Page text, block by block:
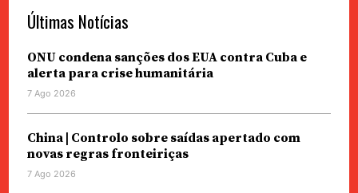
Últimas Notícias
ONU condena sanções dos EUA contra Cuba e
alerta para crise humanitária
7 Ago 2026
China | Controlo sobre saídas apertado com
novas regras fronteiriças
7 Ago 2026